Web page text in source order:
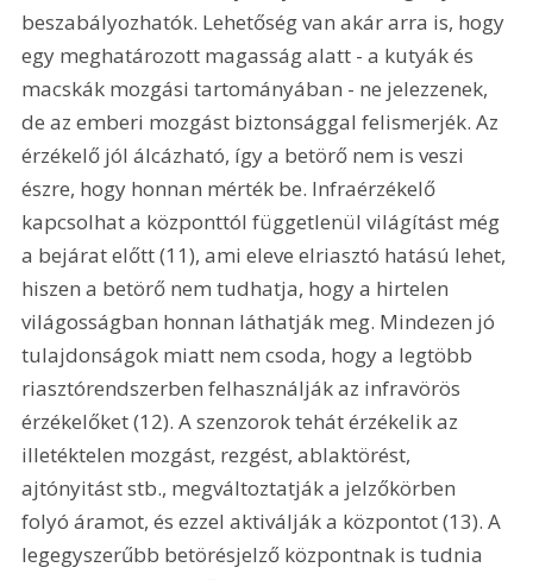
beszabályozhatók. Lehetőség van akár arra is, hogy
egy meghatározott magasság alatt - a kutyák és
macskák mozgási tartományában - ne jelezzenek,
de az emberi mozgást biztonsággal felismerjék. Az
érzékelő jól álcázható, így a betörő nem is veszi
észre, hogy honnan mérték be. Infraérzékelő
kapcsolhat a központtól függetlenül világítást még
a bejárat előtt (11), ami eleve elriasztó hatású lehet,
hiszen a betörő nem tudhatja, hogy a hirtelen
világosságban honnan láthatják meg. Mindezen jó
tulajdonságok miatt nem csoda, hogy a legtöbb
riasztórendszerben felhasználják az infravörös
érzékelőket (12). A szenzorok tehát érzékelik az
illetéktelen mozgást, rezgést, ablaktörést,
ajtónyitást stb., megváltoztatják a jelzőkörben
folyó áramot, és ezzel aktiválják a központot (13). A
legegyszerűbb betörésjelző központnak is tudnia